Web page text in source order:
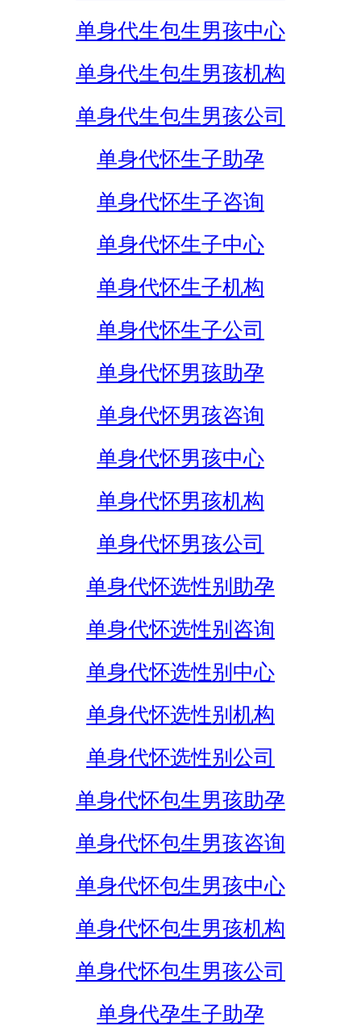
单身代生包生男孩中心
单身代生包生男孩机构
单身代生包生男孩公司
单身代怀生子助孕
单身代怀生子咨询
单身代怀生子中心
单身代怀生子机构
单身代怀生子公司
单身代怀男孩助孕
单身代怀男孩咨询
单身代怀男孩中心
单身代怀男孩机构
单身代怀男孩公司
单身代怀选性别助孕
单身代怀选性别咨询
单身代怀选性别中心
单身代怀选性别机构
单身代怀选性别公司
单身代怀包生男孩助孕
单身代怀包生男孩咨询
单身代怀包生男孩中心
单身代怀包生男孩机构
单身代怀包生男孩公司
单身代孕生子助孕